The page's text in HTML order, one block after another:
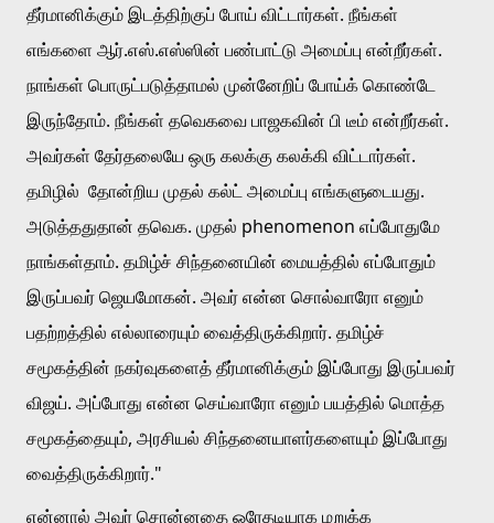
தீர்மானிக்கும் இடத்திற்குப் போய் விட்டார்கள். நீங்கள்
எங்களை ஆர்.எஸ்.எஸ்ஸின் பண்பாட்டு அமைப்பு என்றீர்கள்.
நாங்கள் பொருட்படுத்தாமல் முன்னேறிப் போய்க் கொண்டே
இருந்தோம். நீங்கள் தவெகவை பாஜகவின் பி டீம் என்றீர்கள்.
அவர்கள் தேர்தலையே ஒரு கலக்கு கலக்கி விட்டார்கள்.
தமிழில்  தோன்றிய முதல் கல்ட் அமைப்பு எங்களுடையது.
அடுத்ததுதான் தவெக. முதல் phenomenon எப்போதுமே
நாங்கள்தாம். தமிழ்ச் சிந்தனையின் மையத்தில் எப்போதும்
இருப்பவர் ஜெயமோகன். அவர் என்ன சொல்வாரோ எனும்
பதற்றத்தில் எல்லாரையும் வைத்திருக்கிறார். தமிழ்ச்
சமூகத்தின் நகர்வுகளைத் தீர்மானிக்கும் இப்போது இருப்பவர்
விஜய். அப்போது என்ன செய்வாரோ எனும் பயத்தில் மொத்த
சமூகத்தையும், அரசியல் சிந்தனையாளர்களையும் இப்போது
வைத்திருக்கிறார்."
என்னால் அவர் சொன்னதை ஒரேதடியாக மறுக்க